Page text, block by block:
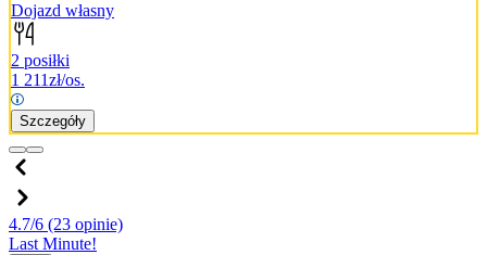
Dojazd własny
2 posiłki
1 211zł/os.
Szczegóły
4.7/6 (23 opinie)
Last Minute!